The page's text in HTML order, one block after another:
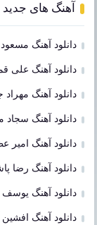
آهنگ های جدید
دانلود آهنگ
دانلود آهنگ علی
دانلود آهنگ
دانلود آهنگ سجاد
دانلود آهنگ امیر
دانلود آهنگ رضا
دانلود آهنگ
دانلود آهنگ افشین